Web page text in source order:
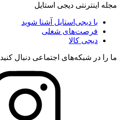
مجله اینترنتی دیجی استایل
با دیجی‌استایل آشنا شوید
فرصت‌های شغلی
دیجی کالا
ما را در شبکه‌های اجتماعی دنبال کنید